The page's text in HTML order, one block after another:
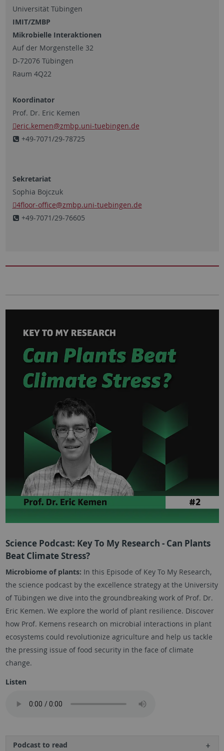
Universität Tübingen
IMIT/ZMBP
Mikrobielle Interaktionen
Auf der Morgenstelle 32
D-72076 Tübingen
Raum 4Q22
Koordinator
Prof. Dr. Eric Kemen
eric.kemen@zmbp.uni-tuebingen.de
+49-7071/29-78725
Sekretariat
Sophia Bojczuk
4floor-office@zmbp.uni-tuebingen.de
+49-7071/29-76605
Science Podcast: Key To My Research - Can Plants
Beat Climate Stress?
Microbiome of plants: In this Episode of Key To My Research,
the science podcast by the excellence strategy at the University
of Tübingen we dive into the groundbreaking work of Prof. Dr.
Eric Kemen. We explore the world of plant resilience. Discover
how Prof. Kemens research on microbial interactions in plant
ecosystems could revolutionize agriculture and help us tackle
the pressing issue of food security in the face of climate
change.
Listen
Podcast to read